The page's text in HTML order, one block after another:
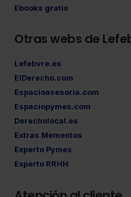
Ebooks gratis
Otras webs de
Lefebvre.es
ElDerecho.com
Espacioasesoria.com
Espaciopymes.com
Derecholocal.es
Extras Mementos
Experto Pymes
Experto RRHH